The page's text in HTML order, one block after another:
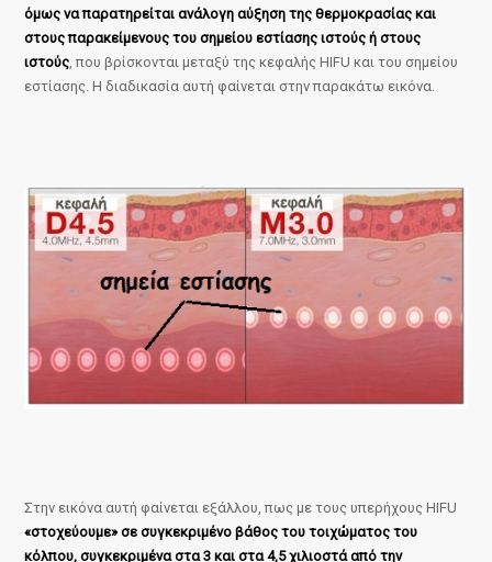
όμως να παρατηρείται ανάλογη αύξηση της θερμοκρασίας και
στους παρακείμενους του σημείου εστίασης ιστούς ή στους
ιστούς , που βρίσκονται μεταξύ της κεφαλής HIFU και του σημείου
εστίασης. Η διαδικασία αυτή φαίνεται στην παρακάτω εικόνα.
Στην εικόνα αυτή φαίνεται εξάλλου, πως με τους υπερήχους HIFU
«στοχεύουμε» σε συγκεκριμένο βάθος του τοιχώματος του
κόλπου, συγκεκριμένα στα 3 και στα 4,5 χιλιοστά από την